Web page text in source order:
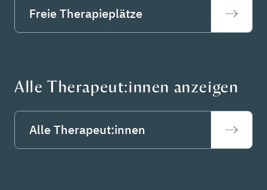
Freie Therapieplätze
Alle Therapeut:innen anzeigen
Alle Therapeut:innen